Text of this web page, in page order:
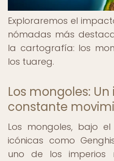
Exploraremos el
nómadas más
la cartografía: los
los tuareg.
Los mongoles:
constante
Los mongoles, bajo
icónicas como
uno de los